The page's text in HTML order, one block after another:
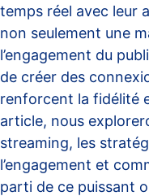
temps réel avec leur
non seulement une
l’engagement du
de créer des
renforcent la fidélité
article, nous
streaming, les
l’engagement et
parti de ce puissant